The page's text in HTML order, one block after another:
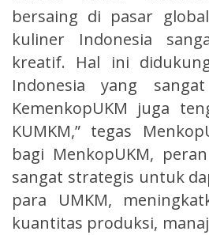
bersaing di pasar
kuliner Indonesia
kreatif. Hal ini
Indonesia yang
KemenkopUKM juga
KUMKM,” tegas
bagi MenkopUKM,
sangat strategis untuk
para UMKM,
kuantitas produksi,